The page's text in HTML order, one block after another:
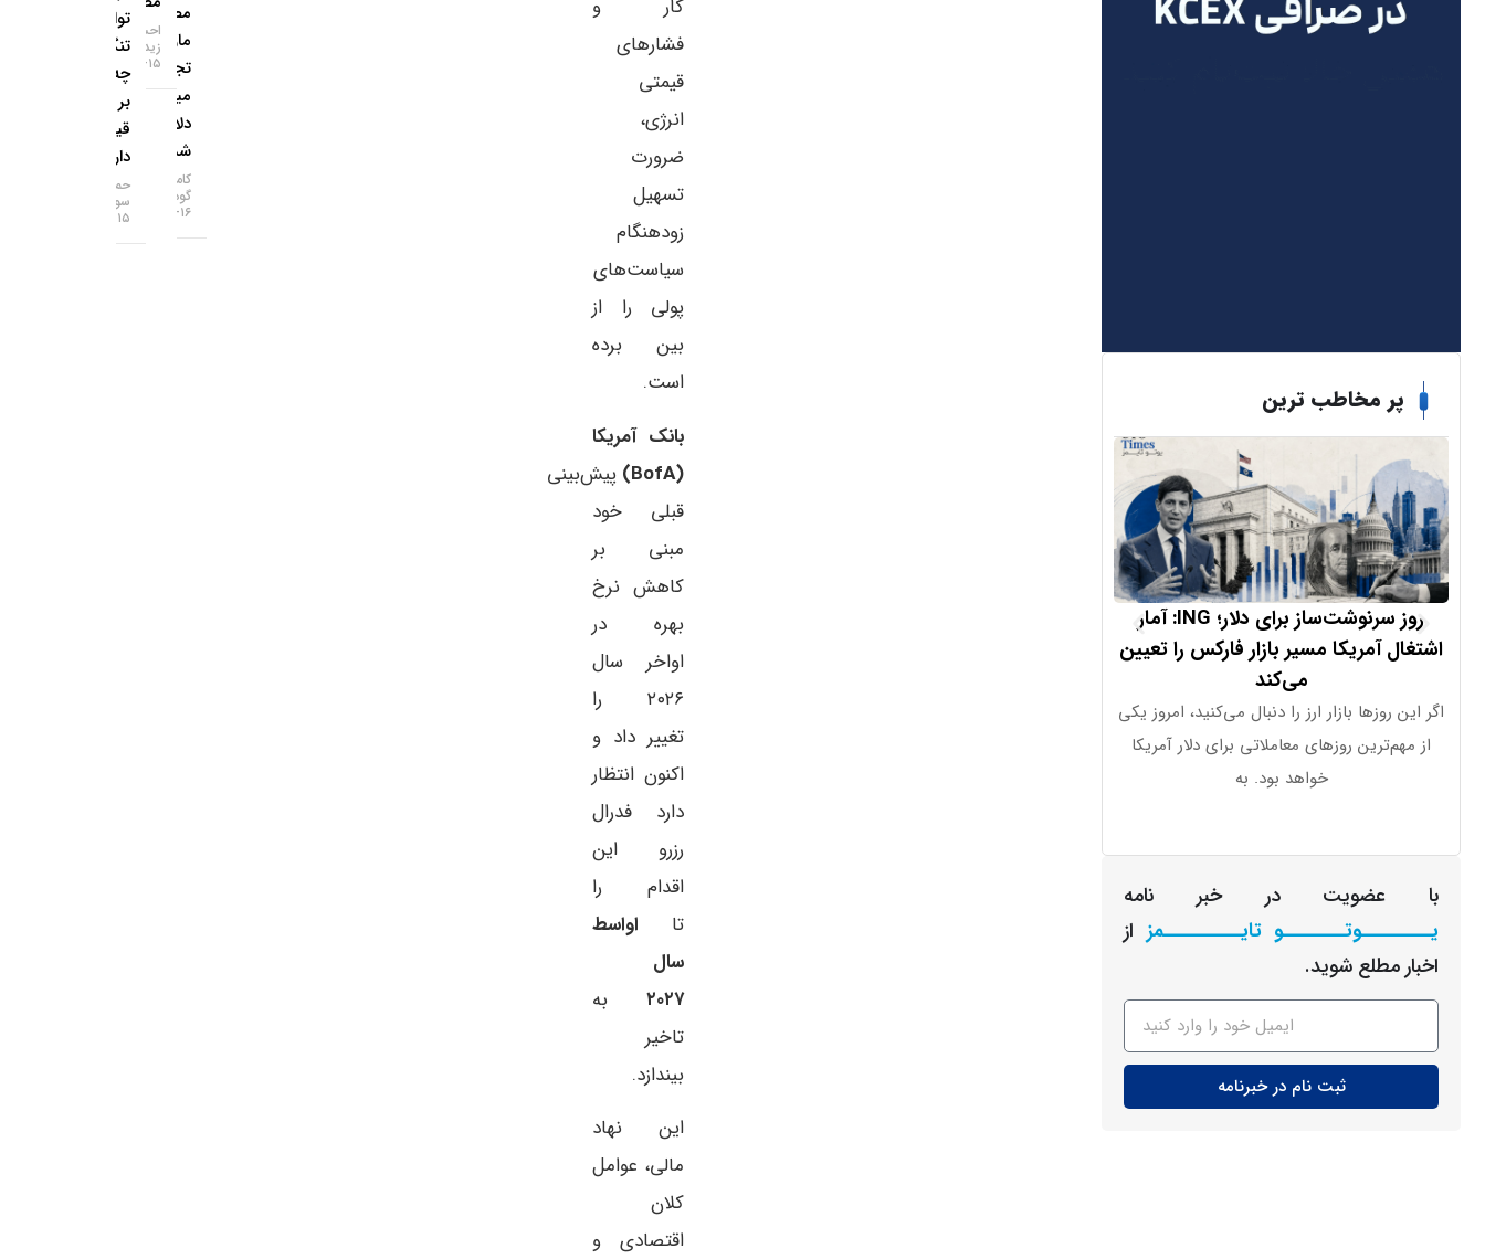
پر مخاطب ترین
روز سرنوشت‌ساز برای دلار؛ ING: آمار
اشتغال آمریکا مسیر بازار فارکس را تعیین
می‌کند
اگر این روزها بازار ارز را دنبال می‌کنید، امروز یکی
از مهم‌ترین روزهای معاملاتی برای دلار آمریکا
خواهد بود. به
تراز تجاری آلمان – ژوئن 2026
با عضویت در خبر نامه
یـــــــــوتــــــــو تایــــــــــمز از
اخبار مطلع شوید.
ثبت نام در خبرنامه
کار و
فشارهای
قیمتی
انرژی،
ضرورت
تسهیل
زودهنگام
سیاست‌های
پولی را از
بین برده
است.
بانک آمریکا
(BofA)
پیش‌بینی
قبلی خود
مبنی بر
کاهش نرخ
بهره در
اواخر سال
۲۰۲۶ را
تغییر داد و
اکنون انتظار
دارد فدرال
رزرو این
اقدام را
تا اواسط
سال
۲۰۲۷ به
تاخیر
بیندازد.
این نهاد
مالی، عوامل
کلان
اقتصادی و
مصنوعی؛
مازاد
تجاری ۱۱۲
میلیارد
دلاری
شد!
کامران
گودرزی
۱۶-۰۵-۱۴۰۵
احسان
زیدآبادی
۱۵-۰۵-۱۴۰۵
توافق
تنگه هرمز
چه تاثیری
بر
قیمت‌ها
دارد؟
حمید
سودمند
۱۵-۰۵-۱۴۰۵